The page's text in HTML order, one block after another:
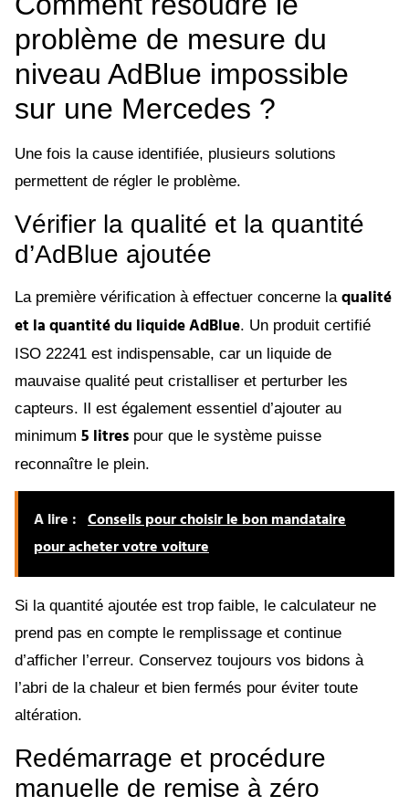
problème de mesure du
niveau AdBlue impossible
sur une Mercedes ?
Une fois la cause identifiée, plusieurs solutions
permettent de régler le problème.
Vérifier la qualité et la quantité
d’AdBlue ajoutée
La première vérification à effectuer concerne la qualité
et la quantité du liquide AdBlue. Un produit certifié
ISO 22241 est indispensable, car un liquide de
mauvaise qualité peut cristalliser et perturber les
capteurs. Il est également essentiel d’ajouter au
minimum 5 litres pour que le système puisse
reconnaître le plein.
A lire : Conseils pour choisir le bon mandataire
pour acheter votre voiture
Si la quantité ajoutée est trop faible, le calculateur ne
prend pas en compte le remplissage et continue
d’afficher l’erreur. Conservez toujours vos bidons à
l’abri de la chaleur et bien fermés pour éviter toute
altération.
Redémarrage et procédure
manuelle de remise à zéro